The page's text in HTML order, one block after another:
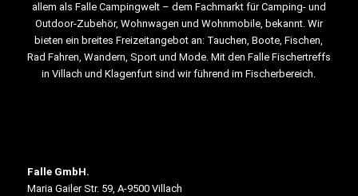
allem als Falle Campingwelt – dem Fachmarkt für Camping- und
Outdoor-Zubehör, Wohnwagen und Wohnmobile, bekannt. Wir
bieten ein breites Freizeitangebot an: Tauchen, Boote, Fischen,
Rad Fahren, Wandern, Sport und Mode. Mit den Falle Fischertreffs
in Villach und Klagenfurt sind wir führend im Fischerbereich.
Falle GmbH.
Maria Gailer Str. 59, A-9500 Villach